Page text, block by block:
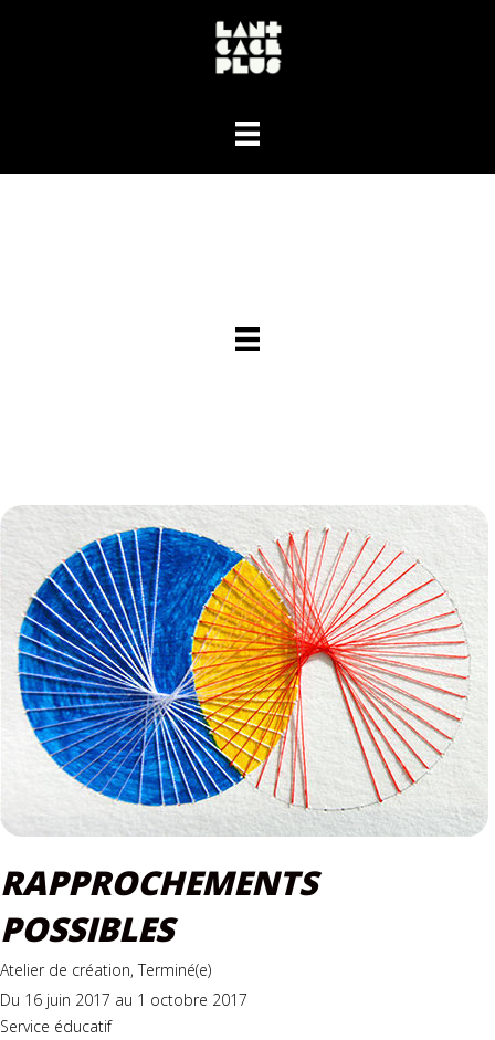
RAPPROCHEMENTS
POSSIBLES
Atelier de création, Terminé(e)
Du 16 juin 2017 au 1 octobre 2017
Service éducatif